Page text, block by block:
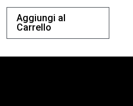
Aggiungi al
Carrello